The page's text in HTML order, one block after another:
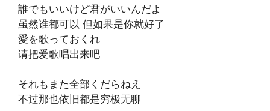
誰でもいいけど君がいいんだよ
虽然谁都可以 但如果是你就好了
愛を歌っておくれ
请把爱歌唱出来吧
それもまた全部くだらねえ
不过那也依旧都是穷极无聊